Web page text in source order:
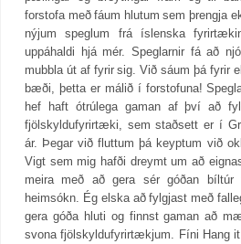
forstofa með fáum hlutum sem þrengja
nýjum speglum frá íslenska
uppáhaldi hjá mér. Speglarnir fá að
mubbla út af fyrir sig. Við sáum þá fyrir
bæði, þetta er málið í forstofuna!
hef haft ótrúlega gaman af því að
fjölskyldufyrirtæki, sem staðsett er í
ár. Þegar við fluttum þá keyptum við
Vigt sem mig hafði dreymt um að
meira með að gera sér góðan
heimsókn. Ég elska að fylgjast með
gera góða hluti og finnst gaman að
svona fjölskyldufyrirtækjum. Fíni Hang